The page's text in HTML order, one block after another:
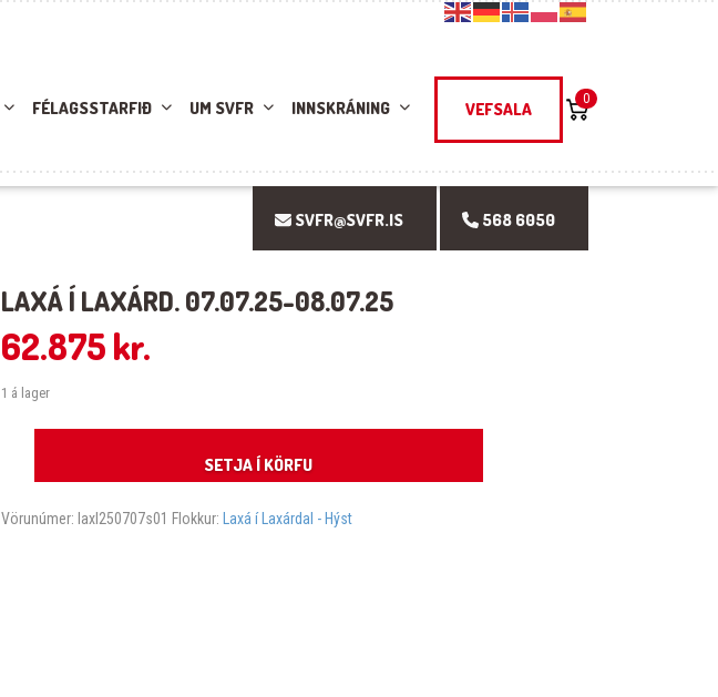
FÉLAGSSTARFIÐ UM SVFR INNSKRÁNING VEFSALA
0
SVFR@SVFR.IS 568 6050
LAXÁ Í LAXÁRD. 07.07.25-08.07.25
62.875kr.
1 á lager
SETJA Í KÖRFU
Vörunúmer: laxl250707s01 Flokkur: Laxá í Laxárdal - Hýst